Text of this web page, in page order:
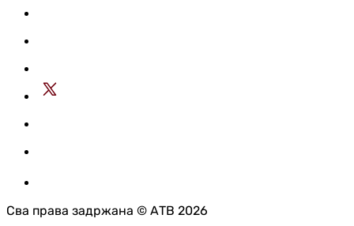
Сва права задржана © АТВ 2026